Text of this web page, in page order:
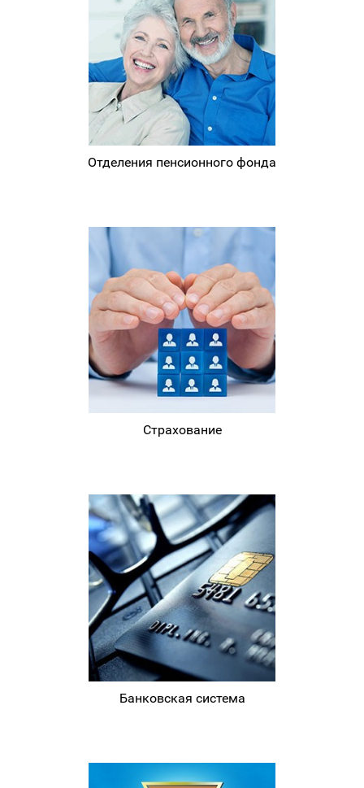
Отделения пенсионного фонда
Страхование
Банковская система